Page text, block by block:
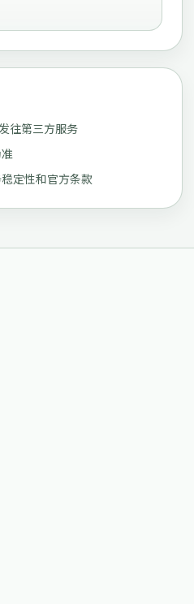
往第三方服务
定性和官方条款